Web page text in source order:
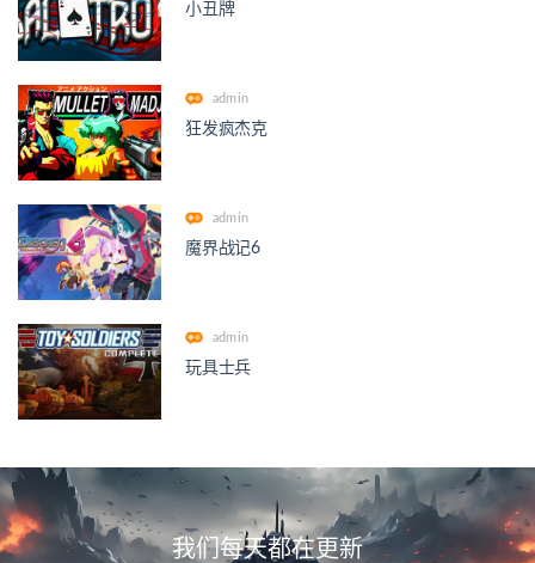
小丑牌
admin
狂发疯杰克
admin
魔界战记6
admin
玩具士兵
我们每天都在更新